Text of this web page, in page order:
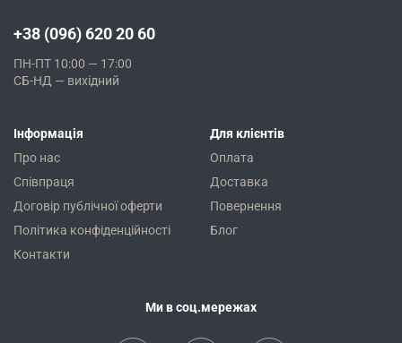
+38 (096) 620 20 60
ПН-ПТ 10:00 — 17:00
СБ-НД — вихідний
Інформація
Про нас
Співпраця
Договір публічної оферти
Політика конфіденційності
Контакти
Для клієнтів
Оплата
Доставка
Повернення
Блог
Ми в соц.мережах